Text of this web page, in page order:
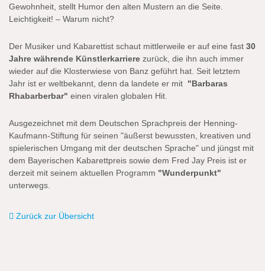
Gewohnheit, stellt Humor den alten Mustern an die Seite.
Leichtigkeit! – Warum nicht?
Der Musiker und Kabarettist schaut mittlerweile er auf eine fast 30
Jahre währende Künstlerkarriere zurück, die ihn auch immer
wieder auf die Klosterwiese von Banz geführt hat. Seit letztem
Jahr ist er weltbekannt, denn da landete er mit "Barbaras
Rhabarberbar" einen viralen globalen Hit.
Ausgezeichnet mit dem Deutschen Sprachpreis der Henning-
Kaufmann-Stiftung für seinen "äußerst bewussten, kreativen und
spielerischen Umgang mit der deutschen Sprache" und jüngst mit
dem Bayerischen Kabarettpreis sowie dem Fred Jay Preis ist er
derzeit mit seinem aktuellen Programm "Wunderpunkt"
unterwegs.
Zurück zur Übersicht